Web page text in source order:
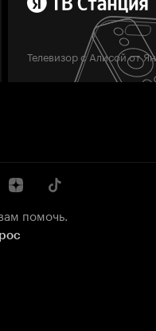
Телевизор с Алисой от
помочь.